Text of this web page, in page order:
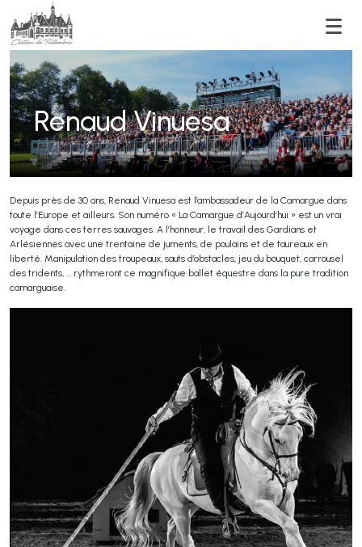
Renaud Vinuesa
Depuis près de 30 ans, Renaud Vinuesa est l’ambassadeur de la Camargue dans
toute l’Europe et ailleurs. Son numéro « La Camargue d’Aujourd’hui » est un vrai
voyage dans ces terres sauvages. A l’honneur, le travail des Gardians et
Arlésiennes avec une trentaine de juments, de poulains et de taureaux en
liberté. Manipulation des troupeaux, sauts d’obstacles, jeu du bouquet, carrousel
des tridents, … rythmeront ce magnifique ballet équestre dans la pure tradition
camarguaise.